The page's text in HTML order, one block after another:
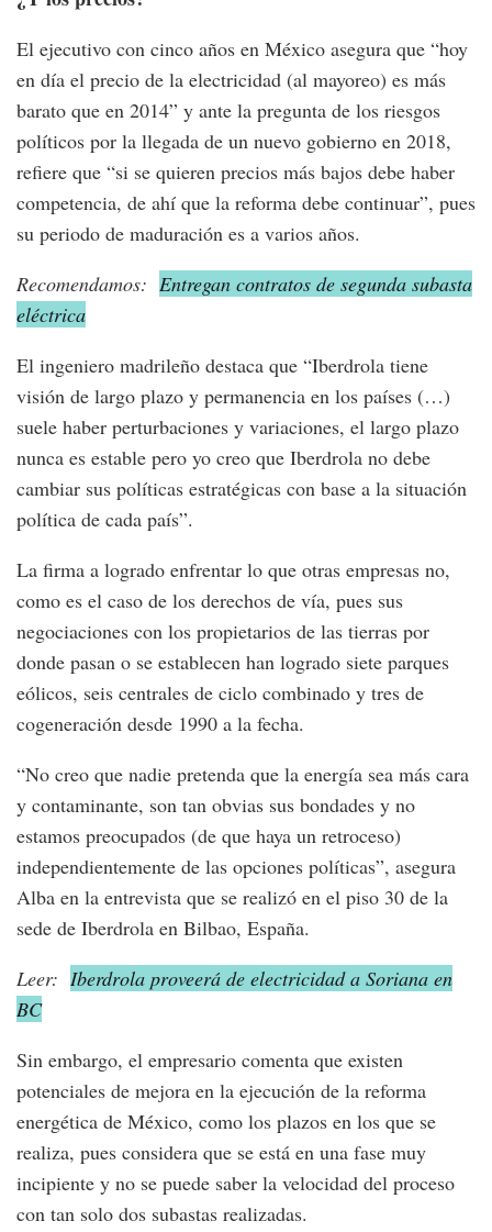
El ejecutivo con cinco años en México asegura que “hoy
en día el precio de la electricidad (al mayoreo) es más
barato que en 2014” y ante la pregunta de los riesgos
políticos por la llegada de un nuevo gobierno en 2018,
refiere que “si se quieren precios más bajos debe haber
competencia, de ahí que la reforma debe continuar”, pues
su periodo de maduración es a varios años.
Recomendamos: Entregan contratos de segunda subasta
eléctrica
El ingeniero madrileño destaca que “Iberdrola tiene
visión de largo plazo y permanencia en los países (…)
suele haber perturbaciones y variaciones, el largo plazo
nunca es estable pero yo creo que Iberdrola no debe
cambiar sus políticas estratégicas con base a la situación
política de cada país”.
La firma a logrado enfrentar lo que otras empresas no,
como es el caso de los derechos de vía, pues sus
negociaciones con los propietarios de las tierras por
donde pasan o se establecen han logrado siete parques
eólicos, seis centrales de ciclo combinado y tres de
cogeneración desde 1990 a la fecha.
“No creo que nadie pretenda que la energía sea más cara
y contaminante, son tan obvias sus bondades y no
estamos preocupados (de que haya un retroceso)
independientemente de las opciones políticas”, asegura
Alba en la entrevista que se realizó en el piso 30 de la
sede de Iberdrola en Bilbao, España.
Leer: Iberdrola proveerá de electricidad a Soriana en
BC
Sin embargo, el empresario comenta que existen
potenciales de mejora en la ejecución de la reforma
energética de México, como los plazos en los que se
realiza, pues considera que se está en una fase muy
incipiente y no se puede saber la velocidad del proceso
con tan solo dos subastas realizadas.